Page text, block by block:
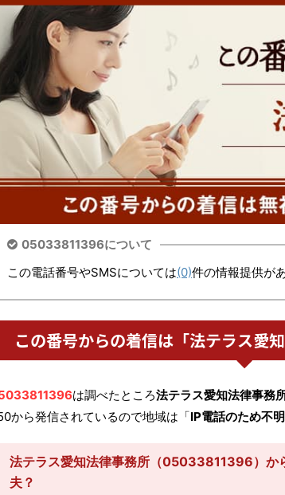
05033811396について
この電話番号やSMSについては(0)件の情報提供が
この番号からの着信は「法テラス愛
は調べたところ法テラス愛知法律事務
から発信されているので地域は「IP電話のため不明
法テラス愛知法律事務所（05033811396）か
夫？